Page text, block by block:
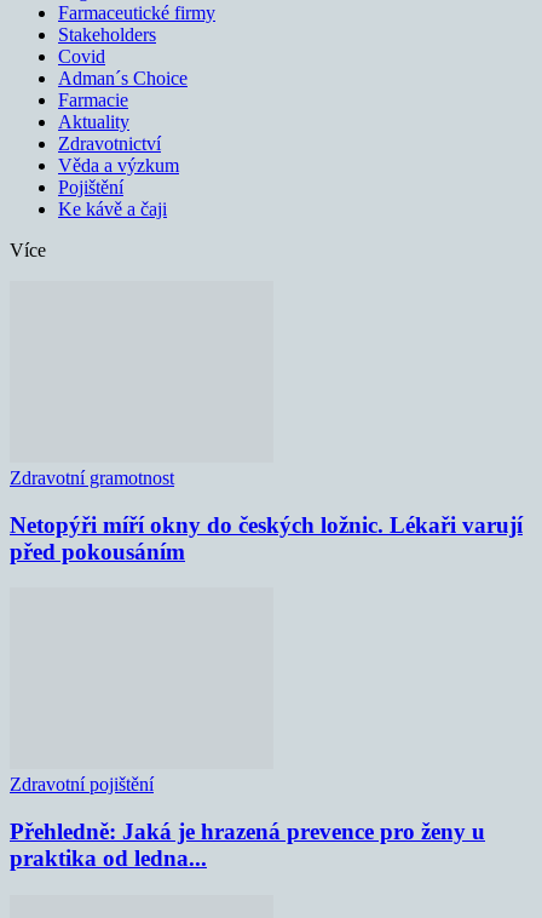
Farmaceutické firmy
Stakeholders
Covid
Adman´s Choice
Farmacie
Aktuality
Zdravotnictví
Věda a výzkum
Pojištění
Ke kávě a čaji
Více
Zdravotní gramotnost
Netopýři míří okny do českých ložnic. Lékaři varují
před pokousáním
Zdravotní pojištění
Přehledně: Jaká je hrazená prevence pro ženy u
praktika od ledna...